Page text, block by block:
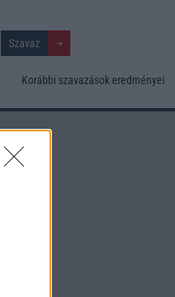
Korábbi szavazások eredményei